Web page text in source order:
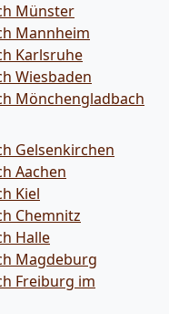
Münster
Mannheim
Karlsruhe
Wiesbaden
Mönchen­gladbach
Gelsenkirchen
Aachen
Kiel
Chemnitz
Halle
Magdeburg
Freiburg im